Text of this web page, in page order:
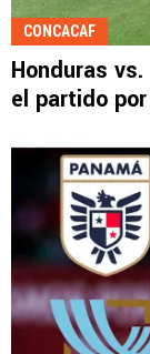
CONCACAF
Honduras
el partido